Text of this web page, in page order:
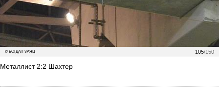
105/150
© БОГДАН ЗАЯЦ
Металлист 2:2 Шахтер